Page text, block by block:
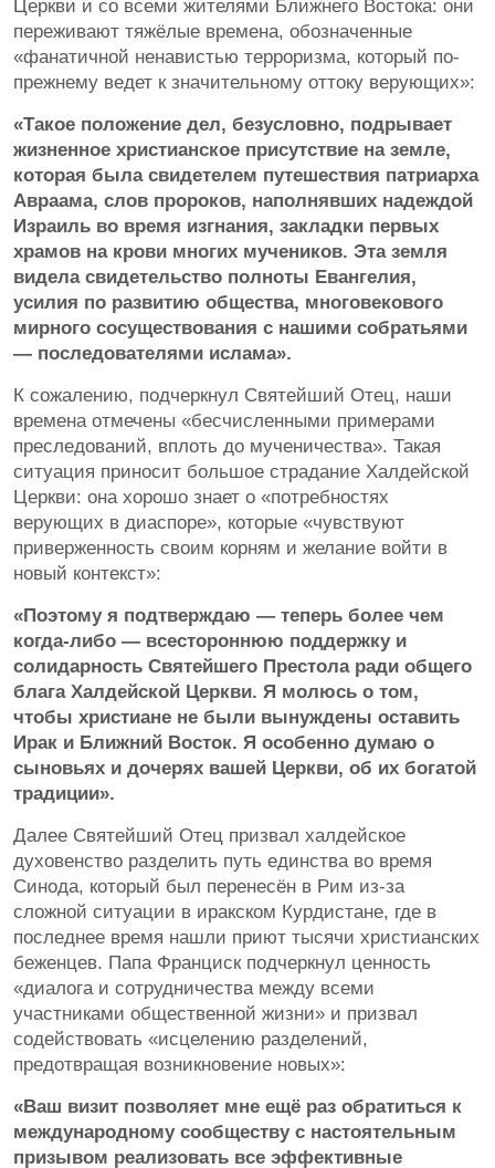
Церкви и со всеми жителями Ближнего Востока: они
переживают тяжёлые времена, обозначенные
«фанатичной ненавистью терроризма, который по-
прежнему ведет к значительному оттоку верующих»:
«Такое положение дел, безусловно, подрывает
жизненное христианское присутствие на земле,
которая была свидетелем путешествия патриарха
Авраама, слов пророков, наполнявших надеждой
Израиль во время изгнания, закладки первых
храмов на крови многих мучеников. Эта земля
видела свидетельство полноты Евангелия,
усилия по развитию общества, многовекового
мирного сосуществования с нашими собратьями
— последователями ислама».
К сожалению, подчеркнул Святейший Отец, наши
времена отмечены «бесчисленными примерами
преследований, вплоть до мученичества». Такая
ситуация приносит большое страдание Халдейской
Церкви: она хорошо знает о «потребностях
верующих в диаспоре», которые «чувствуют
приверженность своим корням и желание войти в
новый контекст»:
«Поэтому я подтверждаю — теперь более чем
когда-либо — всестороннюю поддержку и
солидарность Святейшего Престола ради общего
блага Халдейской Церкви. Я молюсь о том,
чтобы христиане не были вынуждены оставить
Ирак и Ближний Восток. Я особенно думаю о
сыновьях и дочерях вашей Церкви, об их богатой
традиции».
Далее Святейший Отец призвал халдейское
духовенство разделить путь единства во время
Синода, который был перенесён в Рим из-за
сложной ситуации в иракском Курдистане, где в
последнее время нашли приют тысячи христианских
беженцев. Папа Франциск подчеркнул ценность
«диалога и сотрудничества между всеми
участниками общественной жизни» и призвал
содействовать «исцелению разделений,
предотвращая возникновение новых»:
«Ваш визит позволяет мне ещё раз обратиться к
международному сообществу с настоятельным
призывом реализовать все эффективные